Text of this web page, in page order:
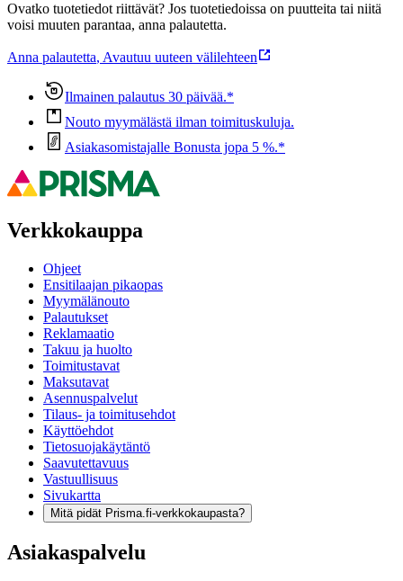
Ovatko tuotetiedot riittävät? Jos tuotetiedoissa on puutteita tai niitä
voisi muuten parantaa, anna palautetta.
Anna palautetta, Avautuu uuteen välilehteen
Ilmainen palautus 30 päivää.*
Nouto myymälästä ilman toimituskuluja.
Asiakasomistajalle Bonusta jopa 5 %.*
Verkkokauppa
Ohjeet
Ensitilaajan pikaopas
Myymälänouto
Palautukset
Reklamaatio
Takuu ja huolto
Toimitustavat
Maksutavat
Asennuspalvelut
Tilaus- ja toimitusehdot
Käyttöehdot
Tietosuojakäytäntö
Saavutettavuus
Vastuullisuus
Sivukartta
Mitä pidät Prisma.fi-verkkokaupasta?
Asiakaspalvelu